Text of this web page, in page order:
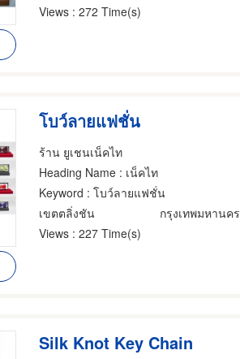
Views : 272 Time(s)
โบว์ลายแฟชั่น
ร้าน ยูเชนเน็คไท
Heading Name : เน็คไท
Keyword : โบว์ลายแฟชั่น
เขตตลิ่งชัน
กรุงเทพมหานคร
Views : 227 Time(s)
Silk Knot Key Chain